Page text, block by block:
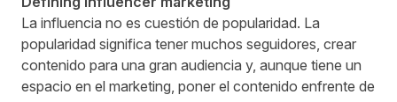
La influencia no es cuestión de popularidad. La
popularidad significa tener muchos seguidores, crear
contenido para una gran audiencia y, aunque tiene un
espacio en el marketing, poner el contenido enfrente de